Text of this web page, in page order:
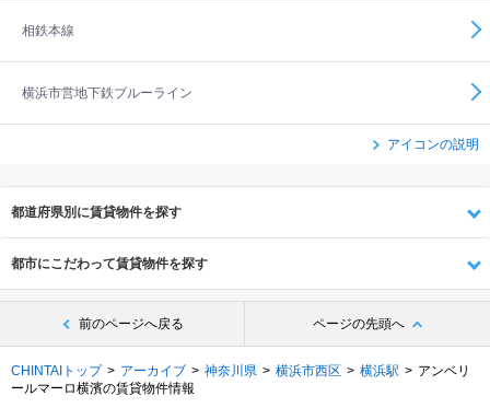
相鉄本線
横浜市営地下鉄ブルーライン
アイコンの説明
都道府県別に賃貸物件を探す
都市にこだわって賃貸物件を探す
前のページへ戻る ページの先頭へ
CHINTAIトップ アーカイブ 神奈川県 横浜市西区 横浜駅
アンベリ
ールマーロ横濱の賃貸物件情報